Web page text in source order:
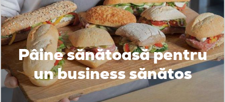
Pâine sănătoasă pentru
un business sănătos